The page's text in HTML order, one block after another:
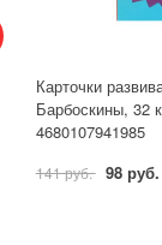
Карточки
Барбоскины, 32
4680107941985
141 руб. 98 руб.